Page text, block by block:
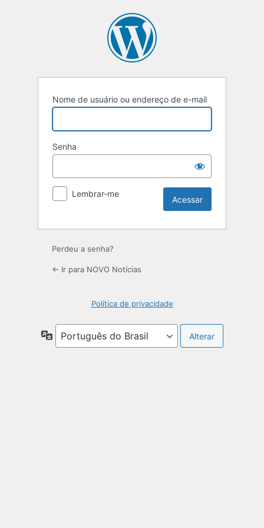
Nome de usuário ou endereço de e-mail
Senha
Lembrar-me
Perdeu a senha?
← Ir para NOVO Notícias
Política de privacidade
Idioma